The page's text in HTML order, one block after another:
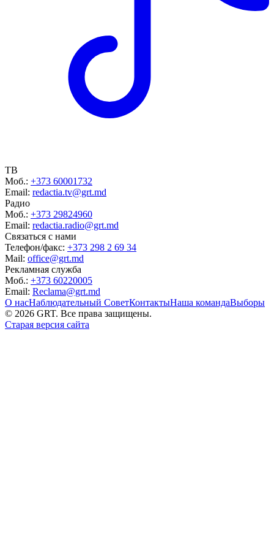
ТВ
Моб.: +373 60001732
Email: redactia.tv@grt.md
Радио
Моб.: +373 29824960
Email: redactia.radio@grt.md
Связаться с нами
Телефон/факс: +373 298 2 69 34
Mail: office@grt.md
Рекламная служба
Моб.: +373 60220005
Email: Reclama@grt.md
О насНаблюдательный СоветКонтактыНаша командаВыборы
© 2026 GRT. Все права защищены.
Старая версия сайта